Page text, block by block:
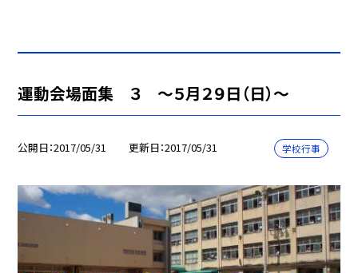
運動会場面集 ３ 〜５月２９日（日）〜
公開日 2017/05/31 更新日 2017/05/31 学校行事